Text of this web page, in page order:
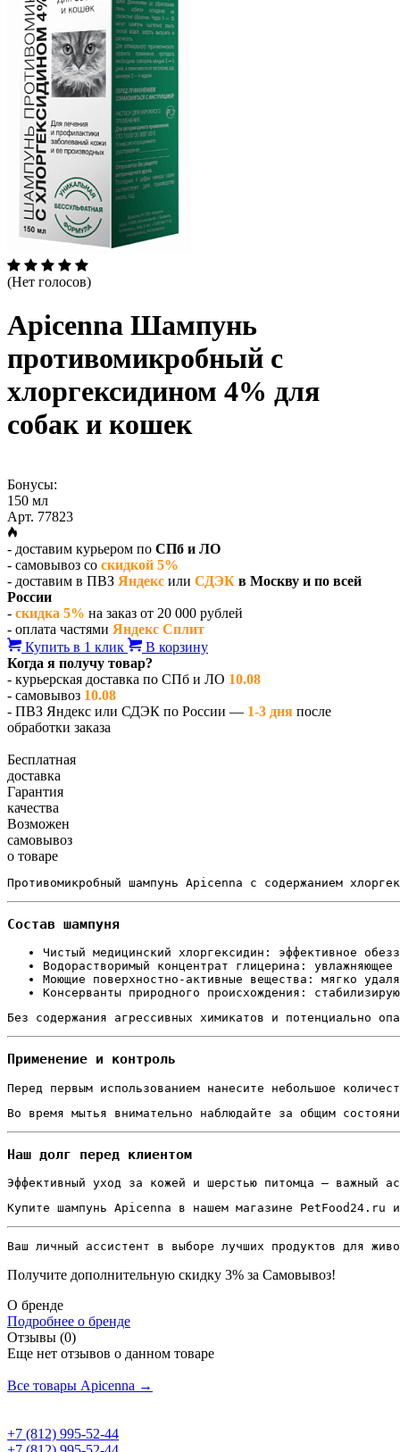
(Нет голосов)
Apicenna Шампунь
противомикробный с
хлоргексидином 4% для
собак и кошек
Бонусы:
150 мл
Арт. 77823
- доставим курьером по СПб и ЛО
- самовывоз со скидкой 5%
- доставим в ПВЗ Яндекс или СДЭК в Москву и по всей
России
- скидка 5% на заказ от 20 000 рублей
- оплата частями Яндекс Сплит
Купить в 1 клик
В корзину
Когда я получу товар?
- курьерская доставка по СПб и ЛО 10.08
- самовывоз 10.08
- ПВЗ Яндекс или СДЭК по России — 1-3 дня после
обработки заказа
Бесплатная
доставка
Гарантия
качества
Возможен
самовывоз
о товаре
Противомикробный шампунь Apicenna с содержанием
Состав шампуня
Чистый медицинский хлоргексидин: эффективное
Водорастворимый концентрат глицерина:
Моющие поверхностно-активные вещества: мягко
Консерванты природного происхождения:
Без содержания агрессивных химикатов и потенциально
Применение и контроль
Перед первым использованием нанесите небольшое
Во время мытья внимательно наблюдайте за общим
Наш долг перед клиентом
Эффективный уход за кожей и шерстью питомца — важный
Купите шампунь Apicenna в нашем магазине PetFood24.ru
Ваш личный ассистент в выборе лучших продуктов для
Получите дополнительную скидку 3% за Самовывоз!
О бренде
Подробнее о бренде
Отзывы (0)
Еще нет отзывов о данном товаре
Все товары Apicenna →
+7 (812) 995-52-44